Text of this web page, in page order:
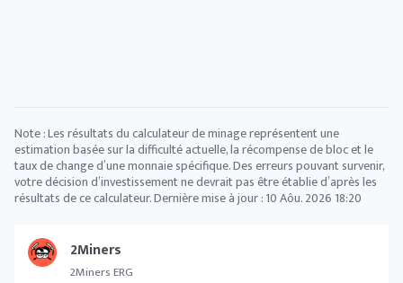
2Miners
2Miners ERG
Note : Les résultats du calculateur de minage représentent une
estimation basée sur la difficulté actuelle, la récompense de bloc et le
taux de change d’une monnaie spécifique. Des erreurs pouvant survenir,
votre décision d’investissement ne devrait pas être établie d’après les
résultats de ce calculateur. Dernière mise à jour :10 Aôu. 2026 18:20